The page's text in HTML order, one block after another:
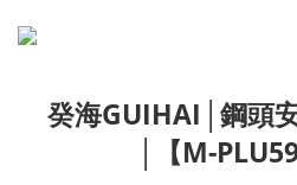
癸海GUIHAI│鋼頭
│【M-